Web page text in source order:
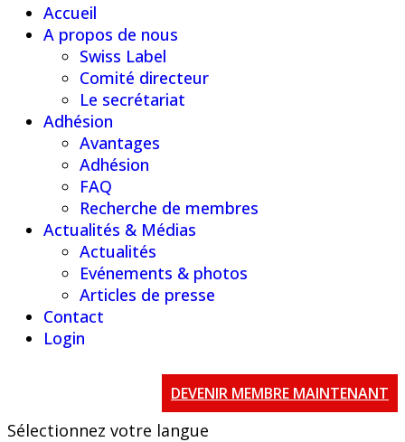
Accueil
A propos de nous
Swiss Label
Comité directeur
Le secrétariat
Adhésion
Avantages
Adhésion
FAQ
Recherche de membres
Actualités & Médias
Actualités
Evénements & photos
Articles de presse
Contact
Login
DEVENIR MEMBRE MAINTENANT
Sélectionnez votre langue